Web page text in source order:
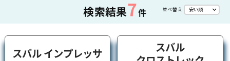
検索結果7件 並べ替え
スバル インプレッサ
スバル